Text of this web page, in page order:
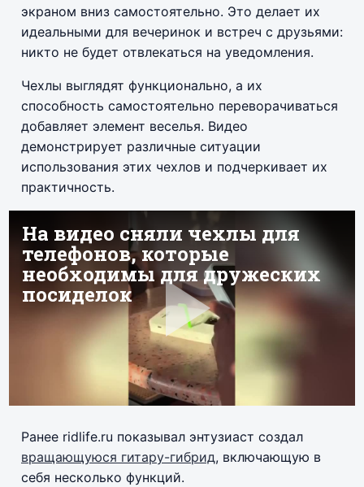
экраном вниз самостоятельно. Это делает их
идеальными для вечеринок и встреч с друзьями:
никто не будет отвлекаться на уведомления.
Чехлы выглядят функционально, а их
способность самостоятельно переворачиваться
добавляет элемент веселья. Видео
демонстрирует различные ситуации
использования этих чехлов и подчеркивает их
практичность.
Ранее ridlife.ru показывал энтузиаст создал
вращающуюся гитару-гибрид, включающую в
себя несколько функций.